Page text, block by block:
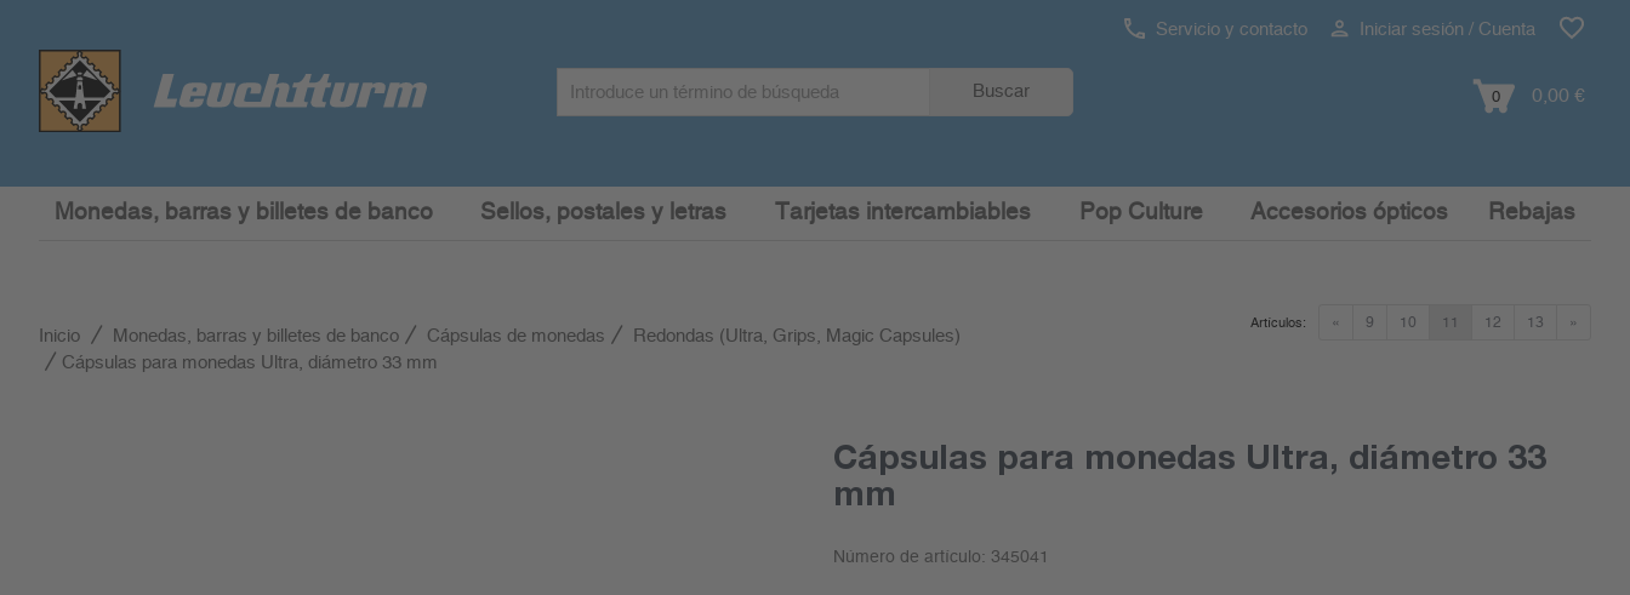
Servicio y contacto Iniciar sesión / Cuenta
Buscar 0 0,00 €
Monedas, barras y billetes de banco Sellos, postales y letras Tarjetas intercambiables Pop Culture Accesorios ópticos Rebajas
Inicio Monedas, barras y billetes de banco Cápsulas de monedas
Redondas (Ultra, Grips, Magic Capsules)
Cápsulas para monedas Ultra, diámetro 33 mm
« 9 10 11 12 13 »
Artículos:
Cápsulas para monedas Ultra, diámetro 33
mm
Número de artículo: 345041